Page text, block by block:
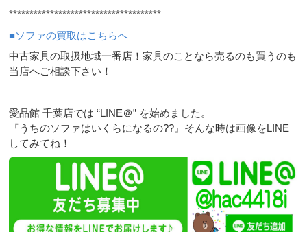
*************************************
■ソファの買取はこちらへ
中古家具の取扱地域一番店！家具のことなら売るのも買うのも
当店へご相談下さい！
愛品館 千葉店では “LINE＠” を始めました。
『うちのソファはいくらになるの??』そんな時は画像をLINE
してみてね！